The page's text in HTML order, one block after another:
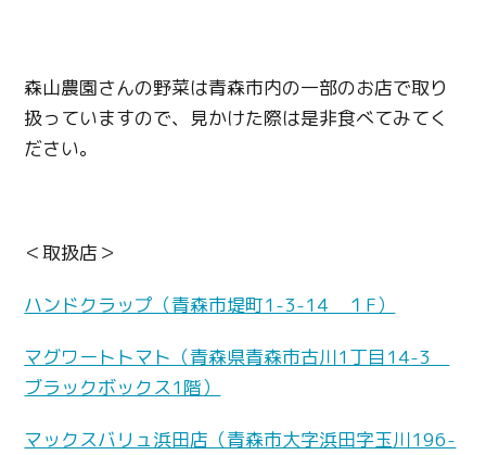
森山農園さんの野菜は青森市内の一部のお店で取り
扱っていますので、見かけた際は是非食べてみてく
ださい。
＜取扱店＞
ハンドクラップ（青森市堤町1-3-14 １F）
マグワートトマト（青森県青森市古川1丁目14-3
ブラックボックス1階）
マックスバリュ浜田店（青森市大字浜田字玉川196-